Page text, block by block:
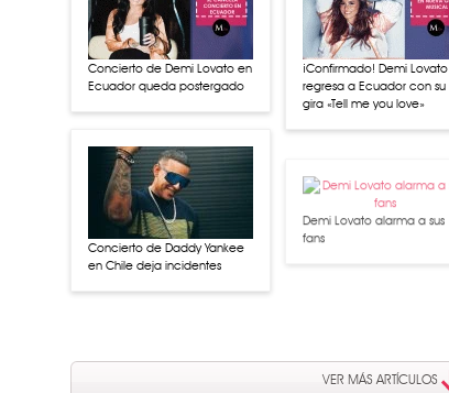
Concierto de Demi Lovato en
Ecuador queda postergado
Concierto de Daddy Yankee
en Chile deja incidentes
¡Confirmado! Demi Lovato
regresa a Ecuador con su
gira «Tell me you love»
Demi Lovato alarma a sus
VER MÁS ARTÍCULOS